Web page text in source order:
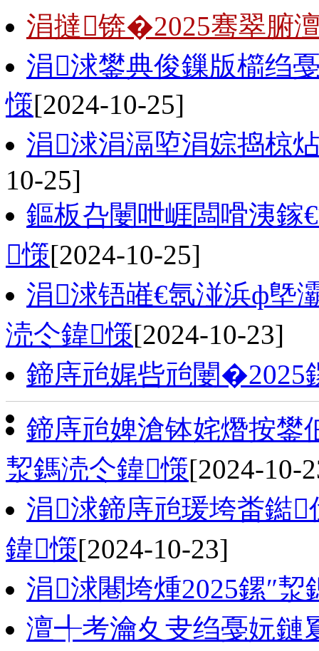
涓撻锛�2025骞翠腑
涓浗鐢典俊鏁版櫤绉
憡[2024-10-25]
涓浗涓滆埅涓婃捣椋
10-25]
鏂板叴闄呭崕闆嗗洟鎵
憡[2024-10-25]
涓浗铻嶉€氬湴浜ф墍
涜仒鍏憡[2024-10-23]
鍗庤兘娓呰兘闄�2025
鍗庤兘婢滄钵姹熸按鐢
洯鎷涜仒鍏憡[2024-10-
涓浗鍗庤兘瑗垮畨鐑
鍏憡[2024-10-23]
涓浗闀垮煄2025鏍″洯
澶╃考瀹夊叏绉戞妧鏈